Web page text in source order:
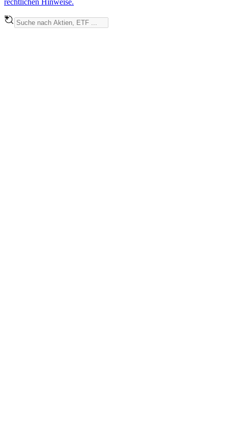
rechtlichen Hinweise.